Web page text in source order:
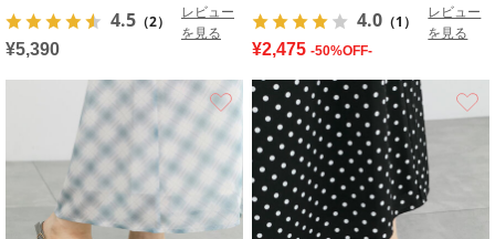
4.5 （2）
レビュー
を見る
¥5,390
4.0 （1）
レビュー
を見る
¥2,475 -50%OFF-
お気に入り